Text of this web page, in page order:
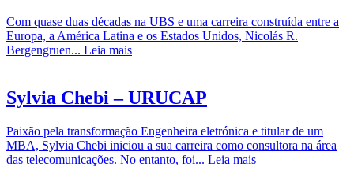
Com quase duas décadas na UBS e uma carreira construída entre a
Europa, a América Latina e os Estados Unidos, Nicolás R.
Bergengruen... Leia mais
Sylvia Chebi – URUCAP
Paixão pela transformação Engenheira eletrónica e titular de um
MBA, Sylvia Chebi iniciou a sua carreira como consultora na área
das telecomunicações. No entanto, foi... Leia mais